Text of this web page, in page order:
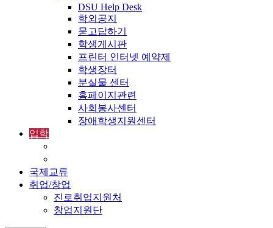
DSU Help Desk
학외공지
묻고답하기
학생게시판
프린터 인터넷 예약제
학생장터
분실물 센터
홈페이지관련
사회봉사센터
장애학생지원센터
입학
국제교류
취업/창업
진로취업지원처
창업지원단